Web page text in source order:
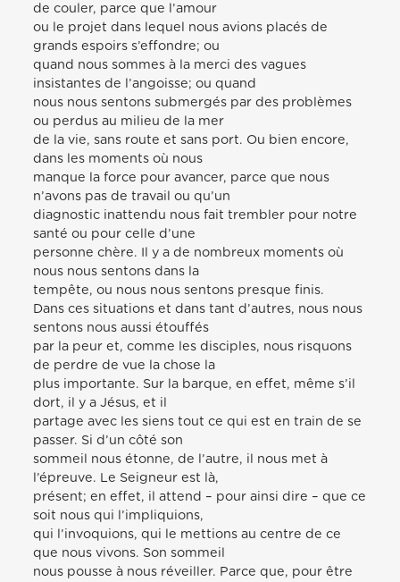
de couler, parce que l’amour
ou le projet dans lequel nous avions placés de
grands espoirs s’effondre; ou
quand nous sommes à la merci des vagues
insistantes de l’angoisse; ou quand
nous nous sentons submergés par des problèmes
ou perdus au milieu de la mer
de la vie, sans route et sans port. Ou bien encore,
dans les moments où nous
manque la force pour avancer, parce que nous
n’avons pas de travail ou qu’un
diagnostic inattendu nous fait trembler pour notre
santé ou pour celle d’une
personne chère. Il y a de nombreux moments où
nous nous sentons dans la
tempête, ou nous nous sentons presque finis.
Dans ces situations et dans tant d’autres, nous nous
sentons nous aussi étouffés
par la peur et, comme les disciples, nous risquons
de perdre de vue la chose la
plus importante. Sur la barque, en effet, même s’il
dort, il y a Jésus, et il
partage avec les siens tout ce qui est en train de se
passer. Si d’un côté son
sommeil nous étonne, de l’autre, il nous met à
l’épreuve. Le Seigneur est là,
présent; en effet, il attend – pour ainsi dire – que ce
soit nous qui l’impliquions,
qui l’invoquions, qui le mettions au centre de ce
que nous vivons. Son sommeil
nous pousse à nous réveiller. Parce que, pour être